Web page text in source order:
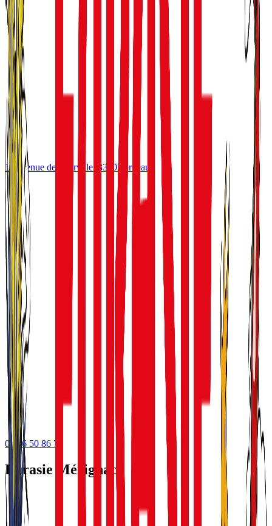
10 avenue de Tourville33300Bordeaux
05 56 50 86 75
Eurasie Mérignac